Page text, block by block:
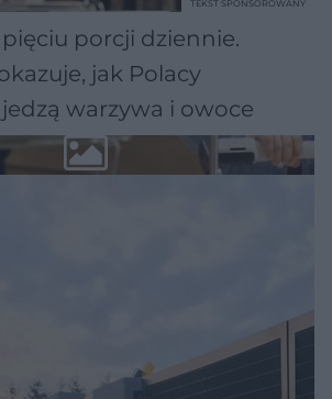
porcji dziennie.
jak Polacy
warzywa i owoce
TEKST SPONSOROWANY